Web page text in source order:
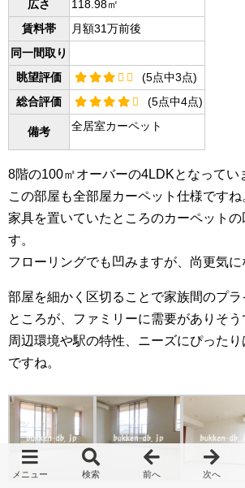
広さ
118.98㎡
賃料帯
月額31万前後
同一間取り
眺望評価
(5点中3点)
総合評価
(5点中4点)
備考 全居室カーペット
8階の100㎡オーバーの4LDKとなってい
この部屋も全部屋カーペット仕様ですね
家具を置いていたところのカーペットの
す。
フローリングでも凹みますが、尚更気に
部屋を細かく区切ることで家族間のプ
ところが、ファミリーに需要がありそう
周辺環境や駅の特性、ニーズにぴった
ですね。